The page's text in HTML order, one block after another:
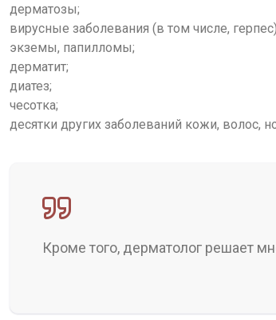
дерматозы;
вирусные заболевания (в том числе,
экземы, папилломы;
дерматит;
диатез;
чесотка;
десятки других заболеваний кожи, волос,
Кроме того, дерматолог решает